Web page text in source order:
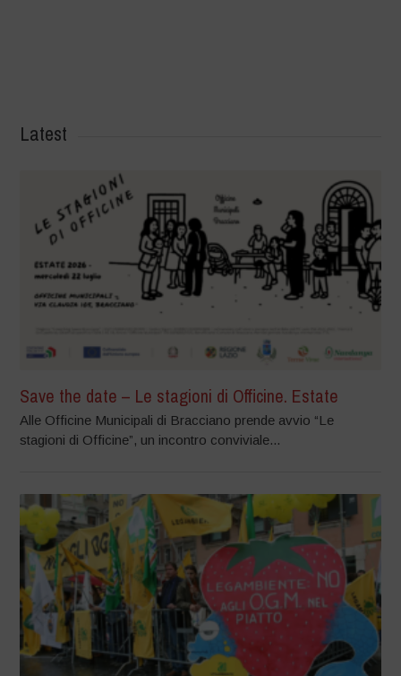
Latest
Save the date – Le stagioni di Officine. Estate
Alle Officine Municipali di Bracciano prende avvio “Le
stagioni di Officine”, un incontro conviviale...